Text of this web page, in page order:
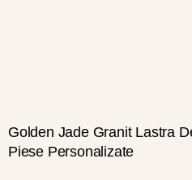
Golden Jade Granit Lastra
Piese Personalizate